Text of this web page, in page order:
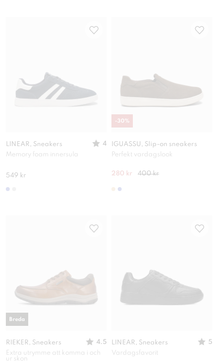
LINEAR, Sneakers
4
Memory foam innersula
549 kr
IGUASSU, Slip-on sneakers
Perfekt vardagslook
280 kr 400 kr
-30%
RIEKER, Sneakers
4.5
Extra utrymme att komma i och
ur skon
Breda
LINEAR, Sneakers
5
Vardagsfavorit